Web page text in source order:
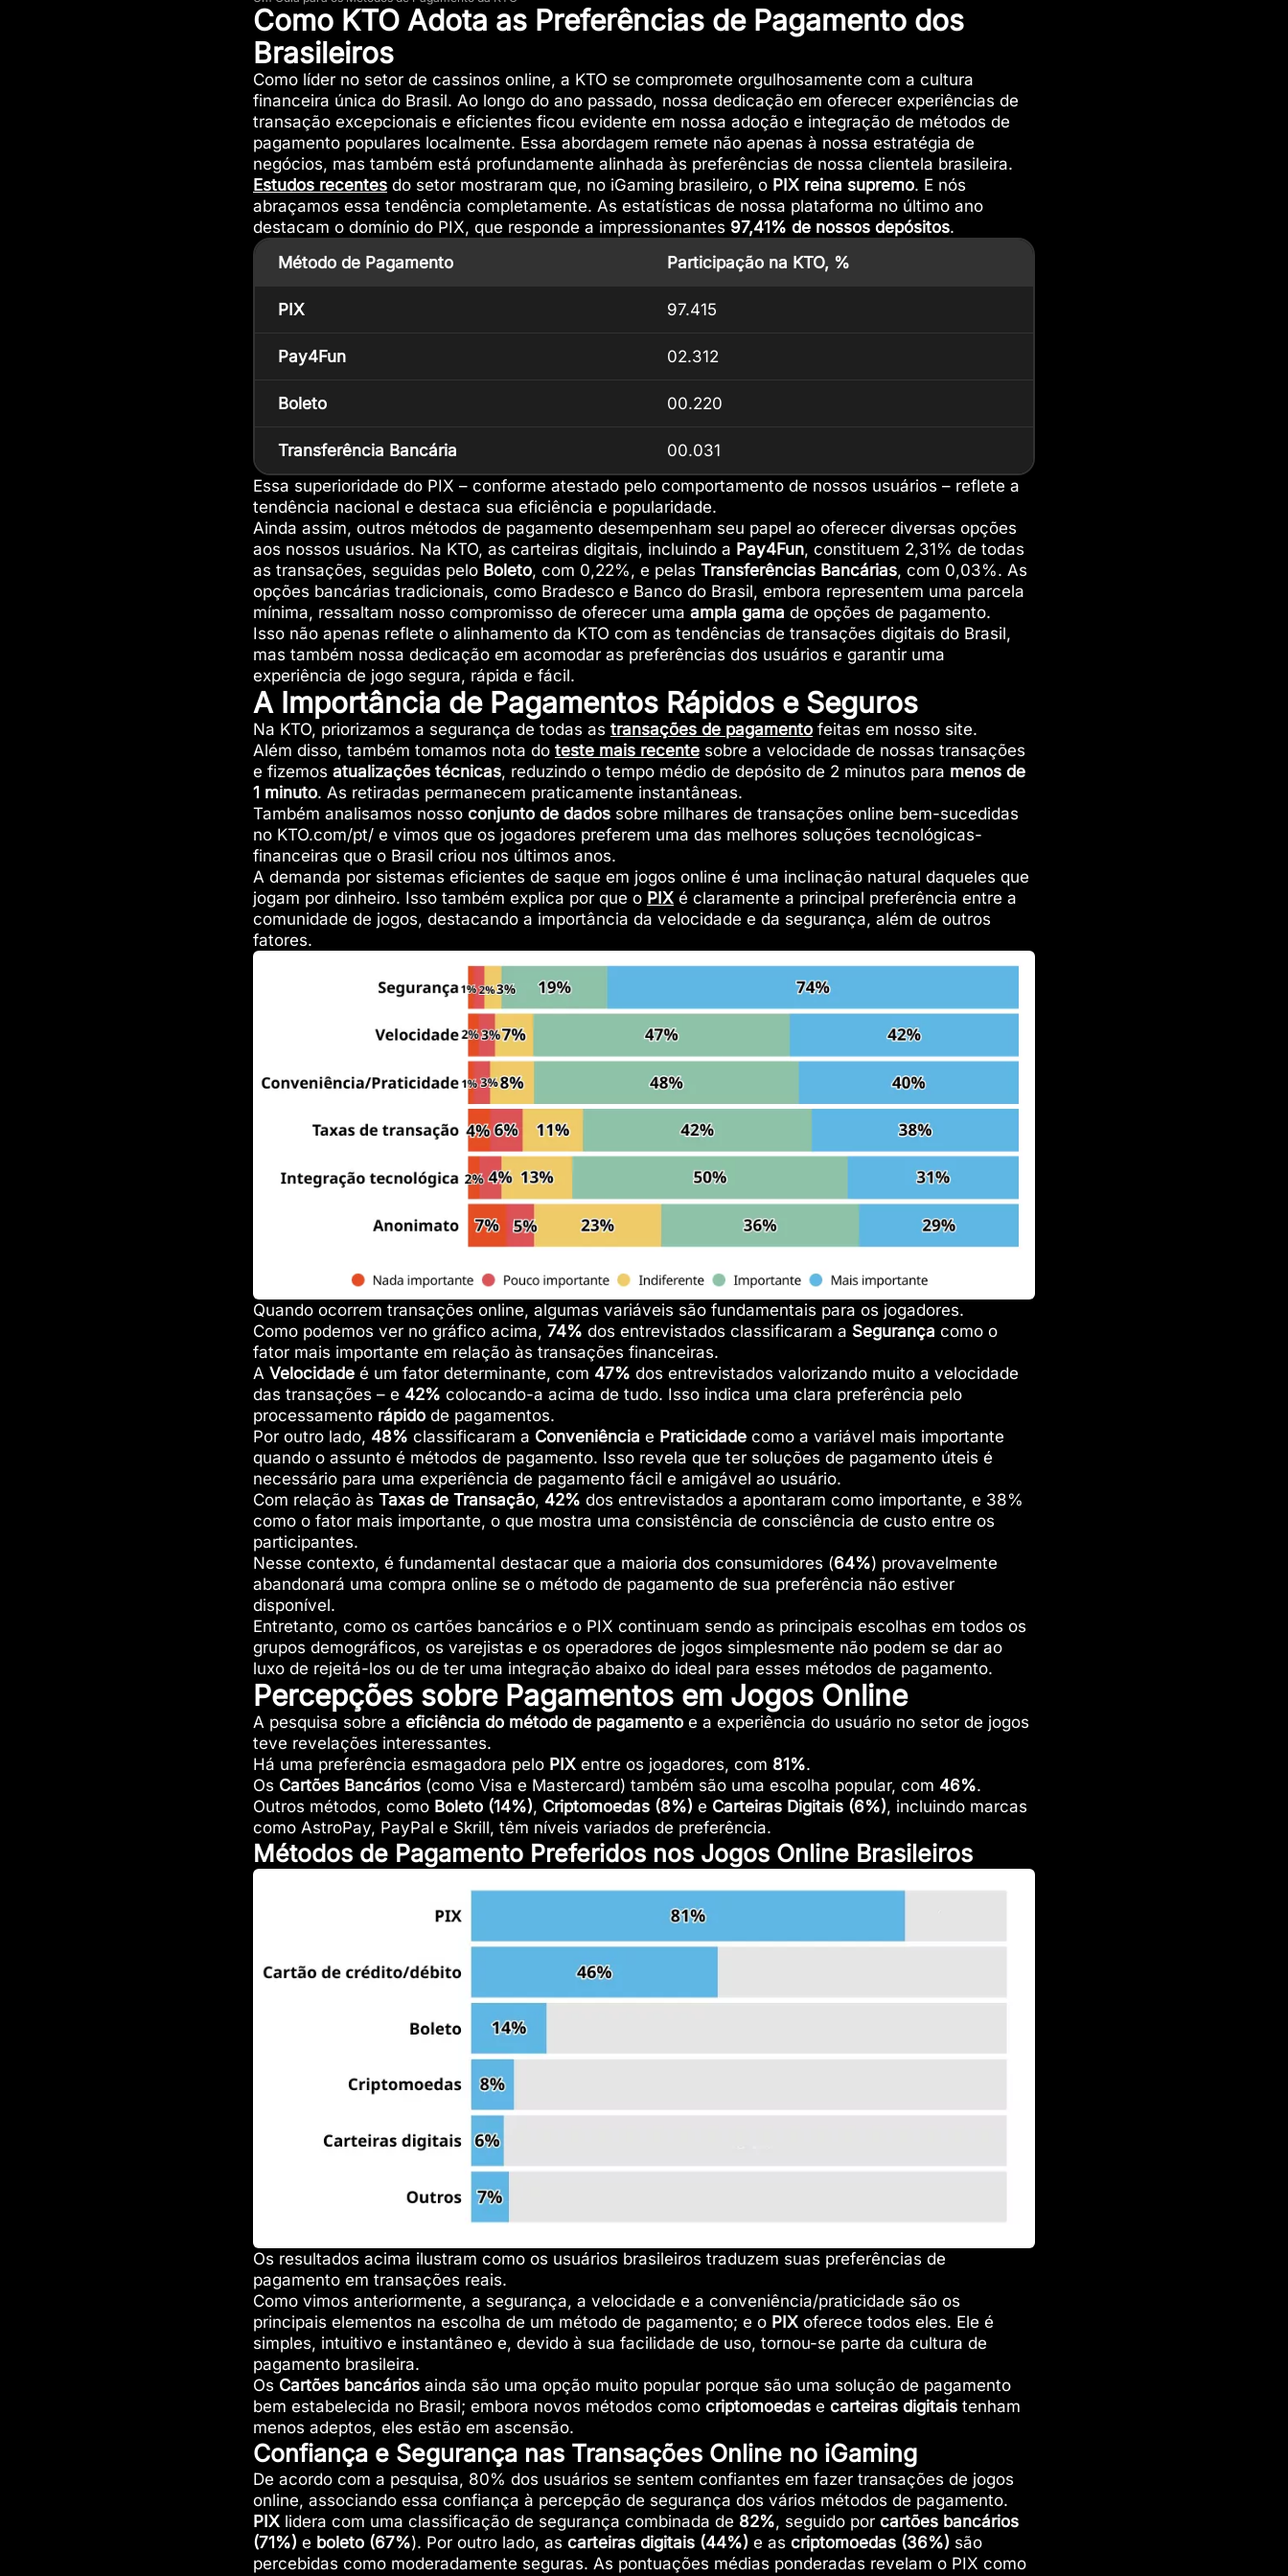
Como KTO Adota as Preferências de Pagamento dos
Brasileiros
Como líder no setor de cassinos online, a KTO se compromete orgulhosamente com a cultura
financeira única do Brasil. Ao longo do ano passado, nossa dedicação em oferecer experiências de
transação excepcionais e eficientes ficou evidente em nossa adoção e integração de métodos de
pagamento populares localmente. Essa abordagem remete não apenas à nossa estratégia de
negócios, mas também está profundamente alinhada às preferências de nossa clientela brasileira.
Estudos recentes do setor mostraram que, no iGaming brasileiro, o PIX reina supremo. E nós
abraçamos essa tendência completamente. As estatísticas de nossa plataforma no último ano
destacam o domínio do PIX, que responde a impressionantes 97,41% de nossos depósitos.
Método de Pagamento
Participação na KTO, %
PIX 97.415
Pay4Fun 02.312
Boleto 00.220
Transferência Bancária
00.031
Essa superioridade do PIX – conforme atestado pelo comportamento de nossos usuários – reflete a
tendência nacional e destaca sua eficiência e popularidade.
Ainda assim, outros métodos de pagamento desempenham seu papel ao oferecer diversas opções
aos nossos usuários. Na KTO, as carteiras digitais, incluindo a Pay4Fun, constituem 2,31% de todas
as transações, seguidas pelo Boleto, com 0,22%, e pelas Transferências Bancárias, com 0,03%. As
opções bancárias tradicionais, como Bradesco e Banco do Brasil, embora representem uma parcela
mínima, ressaltam nosso compromisso de oferecer uma ampla gama de opções de pagamento.
Isso não apenas reflete o alinhamento da KTO com as tendências de transações digitais do Brasil,
mas também nossa dedicação em acomodar as preferências dos usuários e garantir uma
experiência de jogo segura, rápida e fácil.
A Importância de Pagamentos Rápidos e Seguros
Na KTO, priorizamos a segurança de todas as transações de pagamento feitas em nosso site.
Além disso, também tomamos nota do teste mais recente sobre a velocidade de nossas transações
e fizemos atualizações técnicas, reduzindo o tempo médio de depósito de 2 minutos para menos de
1 minuto. As retiradas permanecem praticamente instantâneas.
Também analisamos nosso conjunto de dados sobre milhares de transações online bem-sucedidas
no KTO.com/pt/ e vimos que os jogadores preferem uma das melhores soluções tecnológicas-
financeiras que o Brasil criou nos últimos anos.
A demanda por sistemas eficientes de saque em jogos online é uma inclinação natural daqueles que
jogam por dinheiro. Isso também explica por que o PIX é claramente a principal preferência entre a
comunidade de jogos, destacando a importância da velocidade e da segurança, além de outros
fatores.
Quando ocorrem transações online, algumas variáveis são fundamentais para os jogadores.
Como podemos ver no gráfico acima, 74% dos entrevistados classificaram a Segurança como o
fator mais importante em relação às transações financeiras.
A Velocidade é um fator determinante, com 47% dos entrevistados valorizando muito a velocidade
das transações – e 42% colocando-a acima de tudo. Isso indica uma clara preferência pelo
processamento rápido de pagamentos.
Por outro lado, 48% classificaram a Conveniência e Praticidade como a variável mais importante
quando o assunto é métodos de pagamento. Isso revela que ter soluções de pagamento úteis é
necessário para uma experiência de pagamento fácil e amigável ao usuário.
Com relação às Taxas de Transação, 42% dos entrevistados a apontaram como importante, e 38%
como o fator mais importante, o que mostra uma consistência de consciência de custo entre os
participantes.
Nesse contexto, é fundamental destacar que a maioria dos consumidores (64%) provavelmente
abandonará uma compra online se o método de pagamento de sua preferência não estiver
disponível.
Entretanto, como os cartões bancários e o PIX continuam sendo as principais escolhas em todos os
grupos demográficos, os varejistas e os operadores de jogos simplesmente não podem se dar ao
luxo de rejeitá-los ou de ter uma integração abaixo do ideal para esses métodos de pagamento.
Percepções sobre Pagamentos em Jogos Online
A pesquisa sobre a eficiência do método de pagamento e a experiência do usuário no setor de jogos
teve revelações interessantes.
Há uma preferência esmagadora pelo PIX entre os jogadores, com 81%.
Os Cartões Bancários (como Visa e Mastercard) também são uma escolha popular, com 46%.
Outros métodos, como Boleto (14%), Criptomoedas (8%) e Carteiras Digitais (6%), incluindo marcas
como AstroPay, PayPal e Skrill, têm níveis variados de preferência.
Métodos de Pagamento Preferidos nos Jogos Online Brasileiros
Os resultados acima ilustram como os usuários brasileiros traduzem suas preferências de
pagamento em transações reais.
Como vimos anteriormente, a segurança, a velocidade e a conveniência/praticidade são os
principais elementos na escolha de um método de pagamento; e o PIX oferece todos eles. Ele é
simples, intuitivo e instantâneo e, devido à sua facilidade de uso, tornou-se parte da cultura de
pagamento brasileira.
Os Cartões bancários ainda são uma opção muito popular porque são uma solução de pagamento
bem estabelecida no Brasil; embora novos métodos como criptomoedas e carteiras digitais tenham
menos adeptos, eles estão em ascensão.
Confiança e Segurança nas Transações Online no iGaming
De acordo com a pesquisa, 80% dos usuários se sentem confiantes em fazer transações de jogos
online, associando essa confiança à percepção de segurança dos vários métodos de pagamento.
PIX lidera com uma classificação de segurança combinada de 82%, seguido por cartões bancários
(71%) e boleto (67%). Por outro lado, as carteiras digitais (44%) e as criptomoedas (36%) são
percebidas como moderadamente seguras. As pontuações médias ponderadas revelam o PIX como